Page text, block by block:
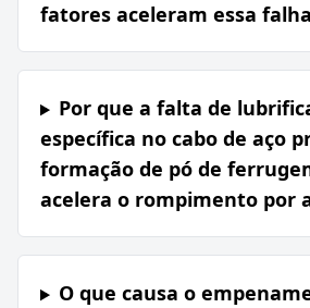
fatores aceleram essa
Por que a falta de
específica no cabo de aço
formação de pó de
acelera o rompimento por
O que causa o